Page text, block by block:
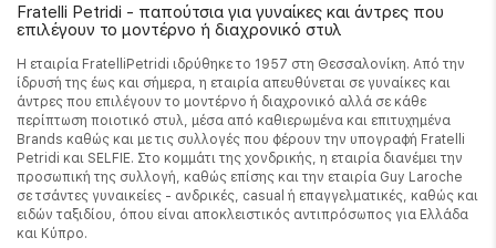
Fratelli Petridi - παπούτσια για γυναίκες και άντρες που
επιλέγουν το μοντέρνο ή διαχρονικό στυλ
Η εταιρία FratelliPetridi ιδρύθηκε το 1957 στη Θεσσαλονίκη. Από την
ίδρυσή της έως και σήμερα, η εταιρία απευθύνεται σε γυναίκες και
άντρες που επιλέγουν το μοντέρνο ή διαχρονικό αλλά σε κάθε
περίπτωση ποιοτικό στυλ, μέσα από καθιερωμένα και επιτυχημένα
Brands καθώς και με τις συλλογές που φέρουν την υπογραφή Fratelli
Petridi και SELFIE. Στο κομμάτι της χονδρικής, η εταιρία διανέμει την
προσωπική της συλλογή, καθώς επίσης και την εταιρία Guy Laroche
σε τσάντες γυναικείες - ανδρικές, casual ή επαγγελματικές, καθώς και
ειδών ταξιδίου, όπου είναι αποκλειστικός αντιπρόσωπος για Ελλάδα
και Κύπρο.